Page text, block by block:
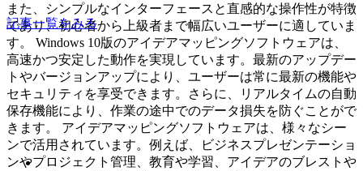
また、シンプルなインターフェースと直感的な操作性が特徴
であり、初心者から上級者まで幅広いユーザーに適していま
す。 Windows 10版のアイデアマッピングソフトウェアは、
高速かつ安定した動作を実現しています。最新のアップデー
トやバージョンアップにより、ユーザーは常に最新の機能や
セキュリティを享受できます。さらに、リアルタイムの自動
保存機能により、作業の途中でのデータ損失を防ぐことがで
きます。 アイデアマッピングソフトウェアは、様々なシー
ンで活用されています。例えば、ビジネスプレゼンテーショ
ンやプロジェクト管理、教育や学習、アイデアのブレストや
記事一覧をみる